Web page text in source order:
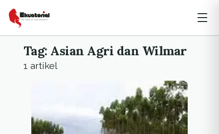
Tag: Asian Agri dan Wilmar
1 artikel